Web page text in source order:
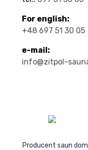
For english:
+48 697 51 30 05
e-mail:
info@zitpol-
Producent saun